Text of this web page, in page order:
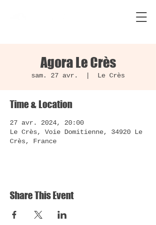
Agora Le Crès
sam. 27 avr. Le Crès
Time & Location
27 avr. 2024, 20:00
Le Crès, Voie Domitienne, 34920 Le
Crès, France
Share This Event